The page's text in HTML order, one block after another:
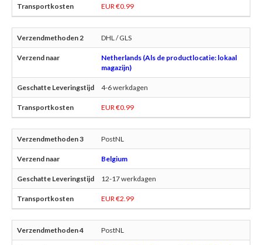
EUR €0.99
DHL / GLS
Netherlands (Als de productlocatie: lokaal
magazijn)
4-6 werkdagen
EUR €0.99
PostNL
Belgium
12-17 werkdagen
EUR €2.99
PostNL